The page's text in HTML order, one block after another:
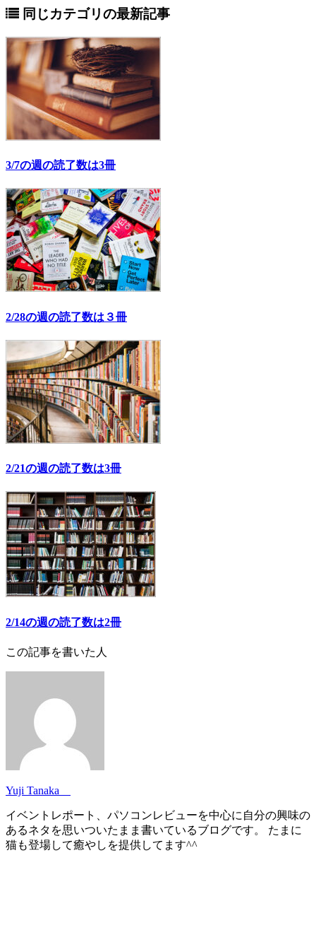
同じカテゴリの最新記事
3/7の週の読了数は3冊
2/28の週の読了数は３冊
2/21の週の読了数は3冊
2/14の週の読了数は2冊
この記事を書いた人
Yuji Tanaka
イベントレポート、パソコンレビューを中心に自分の興味の
あるネタを思いついたまま書いているブログです。 たまに
猫も登場して癒やしを提供してます^^